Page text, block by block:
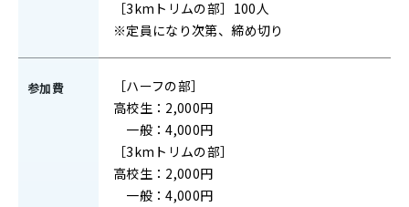
［3kmトリムの部］100人
※定員になり次第、締め切り
参加費
［ハーフの部］
高校生：2,000円
一般：4,000円
［3kmトリムの部］
高校生：2,000円
一般：4,000円